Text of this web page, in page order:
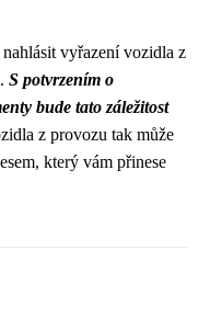
vyřazení vozidla z
S potvrzením o
bude tato záležitost
z provozu tak může
který vám přinese